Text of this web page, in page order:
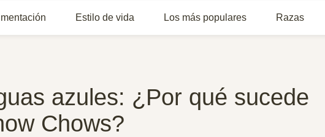
Estilo de vida Los más populares Razas
azules: ¿Por qué sucede
Chows?